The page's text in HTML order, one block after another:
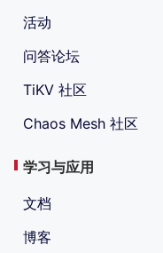
活动
问答论坛
TiKV 社区
Chaos Mesh 社区
学习与应用
文档
博客